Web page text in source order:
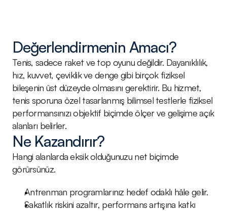
Değerlendirmenin Amacı?
Tenis, sadece raket ve top oyunu değildir. Dayanıklılık,
hız, kuvvet, çeviklik ve denge gibi birçok fiziksel
bileşenin üst düzeyde olmasını gerektirir. Bu hizmet,
tenis sporuna özel tasarlanmış bilimsel testlerle fiziksel
performansınızı objektif biçimde ölçer ve gelişime açık
alanları belirler.
Ne Kazandırır?
Hangi alanlarda eksik olduğunuzu net biçimde
görürsünüz.
Antrenman programlarınız hedef odaklı hâle gelir.
Sakatlık riskini azaltır, performans artışına katkı